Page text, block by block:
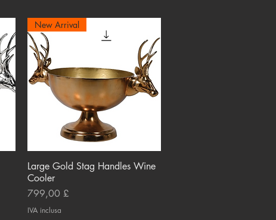
Vista rapida
New Arrival
Large Gold Stag Handles Wine
Cooler
Prezzo
799,00 £
IVA inclusa